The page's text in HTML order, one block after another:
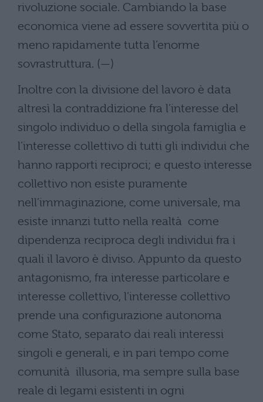
rivoluzione sociale. Cambiando la base
economica viene ad essere sovvertita più o
meno rapidamente tutta l’enorme
sovrastruttura. (—)
Inoltre con la divisione del lavoro è data
altresì la contraddizione fra l’interesse del
singolo individuo o della singola famiglia e
l’interesse collettivo di tutti gli individui che
hanno rapporti reciproci; e questo interesse
collettivo non esiste puramente
nell’immaginazione, come universale, ma
esiste innanzi tutto nella realtà come
dipendenza reciproca degli individui fra i
quali il lavoro è diviso. Appunto da questo
antagonismo, fra interesse particolare e
interesse collettivo, l’interesse collettivo
prende una configurazione autonoma
come Stato, separato dai reali interessi
singoli e generali, e in pari tempo come
comunità illusoria, ma sempre sulla base
reale di legami esistenti in ogni